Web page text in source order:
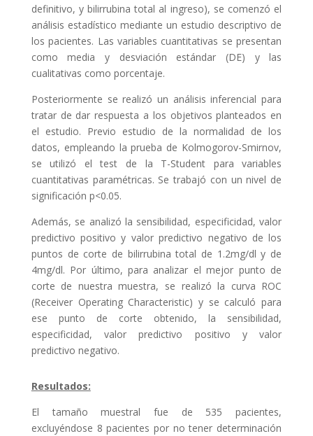
definitivo, y bilirrubina total al ingreso), se comenzó el
análisis estadístico mediante un estudio descriptivo de
los pacientes. Las variables cuantitativas se presentan
como media y desviación estándar (DE) y las
cualitativas como porcentaje.
Posteriormente se realizó un análisis inferencial para
tratar de dar respuesta a los objetivos planteados en
el estudio. Previo estudio de la normalidad de los
datos, empleando la prueba de Kolmogorov-Smirnov,
se utilizó el test de la T-Student para variables
cuantitativas paramétricas. Se trabajó con un nivel de
significación p<0.05.
Además, se analizó la sensibilidad, especificidad, valor
predictivo positivo y valor predictivo negativo de los
puntos de corte de bilirrubina total de 1.2mg/dl y de
4mg/dl. Por último, para analizar el mejor punto de
corte de nuestra muestra, se realizó la curva ROC
(Receiver Operating Characteristic) y se calculó para
ese punto de corte obtenido, la sensibilidad,
especificidad, valor predictivo positivo y valor
predictivo negativo.
Resultados:
El tamaño muestral fue de 535 pacientes,
excluyéndose 8 pacientes por no tener determinación